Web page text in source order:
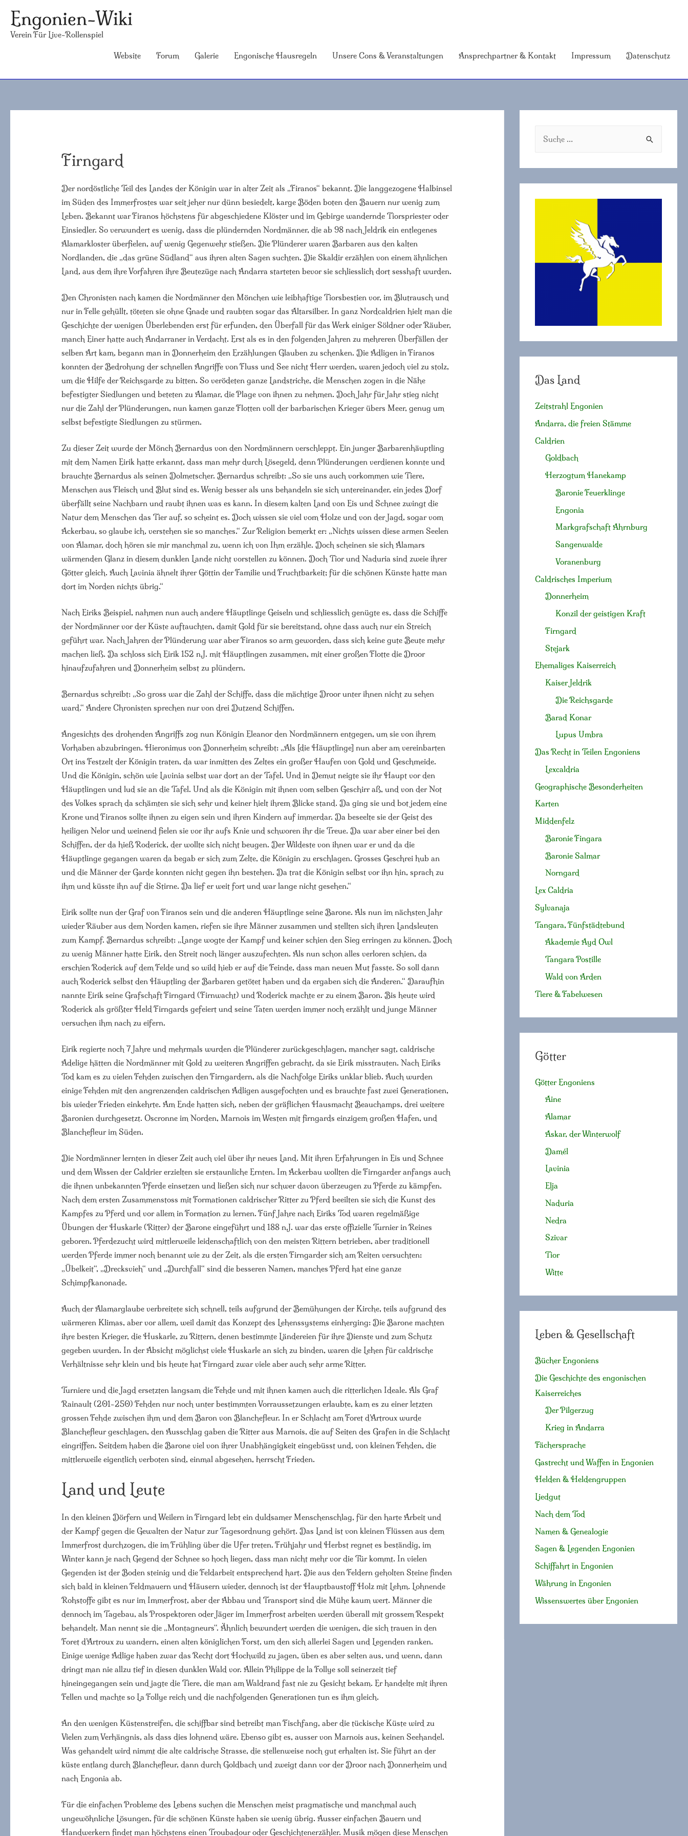
Engonien-Wiki
Verein Für Live-Rollenspiel
Website Forum Galerie Engonische Hausregeln Unsere Cons & Veranstaltungen Ansprechpartner & Kontakt Impressum Datenschutz
Firngard
Der nordöstliche Teil des Landes der Königin war in alter Zeit als „Firanos“ bekannt. Die langgezogene Halbinsel
im Süden des Immerfrostes war seit jeher nur dünn besiedelt, karge Böden boten den Bauern nur wenig zum
Leben. Bekannt war Firanos höchstens für abgeschiedene Klöster und im Gebirge wandernde Tiorspriester oder
Einsiedler. So verwundert es wenig, dass die plündernden Nordmänner, die ab 98 nach Jeldrik ein entlegenes
Alamarkloster überfielen, auf wenig Gegenwehr stießen. Die Plünderer waren Barbaren aus den kalten
Nordlanden, die „das grüne Südland“ aus ihren alten Sagen suchten. Die Skaldir erzählen von einem ähnlichen
Land, aus dem ihre Vorfahren ihre Beutezüge nach Andarra starteten bevor sie schliesslich dort sesshaft wurden.
Den Chronisten nach kamen die Nordmänner den Mönchen wie leibhaftige Tiorsbestien vor, im Blutrausch und
nur in Felle gehüllt, töteten sie ohne Gnade und raubten sogar das Altarsilber. In ganz Nordcaldrien hielt man die
Geschichte der wenigen Überlebenden erst für erfunden, den Überfall für das Werk einiger Söldner oder Räuber,
manch Einer hatte auch Andarraner in Verdacht. Erst als es in den folgenden Jahren zu mehreren Überfällen der
selben Art kam, begann man in Donnerheim den Erzählungen Glauben zu schenken. Die Adligen in Firanos
konnten der Bedrohung der schnellen Angriffe von Fluss und See nicht Herr werden, waren jedoch viel zu stolz,
um die Hilfe der Reichsgarde zu bitten. So verödeten ganze Landstriche, die Menschen zogen in die Nähe
befestigter Siedlungen und beteten zu Alamar, die Plage von ihnen zu nehmen. Doch Jahr für Jahr stieg nicht
nur die Zahl der Plünderungen, nun kamen ganze Flotten voll der barbarischen Krieger übers Meer, genug um
selbst befestigte Siedlungen zu stürmen.
Zu dieser Zeit wurde der Mönch Bernardus von den Nordmännern verschleppt. Ein junger Barbarenhäuptling
mit dem Namen Eirik hatte erkannt, dass man mehr durch Lösegeld, denn Plünderungen verdienen konnte und
brauchte Bernardus als seinen Dolmetscher. Bernardus schreibt: „So sie uns auch vorkommen wie Tiere,
Menschen aus Fleisch und Blut sind es. Wenig besser als uns behandeln sie sich untereinander, ein jedes Dorf
überfällt seine Nachbarn und raubt ihnen was es kann. In diesem kalten Land von Eis und Schnee zwingt die
Natur dem Menschen das Tier auf, so scheint es. Doch wissen sie viel vom Holze und von der Jagd, sogar vom
Ackerbau, so glaube ich, verstehen sie so manches.“ Zur Religion bemerkt er: „Nichts wissen diese armen Seelen
von Alamar, doch hören sie mir manchmal zu, wenn ich von Ihm erzähle. Doch scheinen sie sich Alamars
wärmenden Glanz in diesem dunklen Lande nicht vorstellen zu können. Doch Tior und Naduria sind zweie ihrer
Götter gleich. Auch Lavinia ähnelt ihrer Göttin der Familie und Fruchtbarkeit; für die schönen Künste hatte man
dort im Norden nichts übrig.“
Nach Eiriks Beispiel, nahmen nun auch andere Häuptlinge Geiseln und schliesslich genügte es, dass die Schiffe
der Nordmänner vor der Küste auftauchten, damit Gold für sie bereitstand, ohne dass auch nur ein Streich
geführt war. Nach Jahren der Plünderung war aber Firanos so arm geworden, dass sich keine gute Beute mehr
machen ließ. Da schloss sich Eirik 152 n.J. mit Häuptlingen zusammen, mit einer großen Flotte die Droor
hinaufzufahren und Donnerheim selbst zu plündern.
Bernardus schreibt: „So gross war die Zahl der Schiffe, dass die mächtige Droor unter ihnen nicht zu sehen
ward.“ Andere Chronisten sprechen nur von drei Dutzend Schiffen.
Angesichts des drohenden Angriffs zog nun Königin Eleanor den Nordmännern entgegen, um sie von ihrem
Vorhaben abzubringen. Hieronimus von Donnerheim schreibt: „Als [die Häuptlinge] nun aber am vereinbarten
Ort ins Festzelt der Königin traten, da war inmitten des Zeltes ein großer Haufen von Gold und Geschmeide.
Und die Königin, schön wie Lavinia selbst war dort an der Tafel. Und in Demut neigte sie ihr Haupt vor den
Häuptlingen und lud sie an die Tafel. Und als die Königin mit ihnen vom selben Geschirr aß, und von der Not
des Volkes sprach da schämten sie sich sehr und keiner hielt ihrem Blicke stand. Da ging sie und bot jedem eine
Krone und Firanos sollte ihnen zu eigen sein und ihren Kindern auf immerdar. Da beseelte sie der Geist des
heiligen Nelor und weinend fielen sie vor ihr aufs Knie und schworen ihr die Treue. Da war aber einer bei den
Schiffen, der da hieß Roderick, der wollte sich nicht beugen. Der Wildeste von ihnen war er und da die
Häuptlinge gegangen waren da begab er sich zum Zelte, die Königin zu erschlagen. Grosses Geschrei hub an
und die Männer der Garde konnten nicht gegen ihn bestehen. Da trat die Königin selbst vor ihn hin, sprach zu
ihm und küsste ihn auf die Stirne. Da lief er weit fort und war lange nicht gesehen.“
Eirik sollte nun der Graf von Firanos sein und die anderen Häuptlinge seine Barone. Als nun im nächsten Jahr
wieder Räuber aus dem Norden kamen, riefen sie ihre Männer zusammen und stellten sich ihren Landsleuten
zum Kampf. Bernardus schreibt: „Lange wogte der Kampf und keiner schien den Sieg erringen zu können. Doch
zu wenig Männer hatte Eirik, den Streit noch länger auszufechten. Als nun schon alles verloren schien, da
erschien Roderick auf dem Felde und so wild hieb er auf die Feinde, dass man neuen Mut fasste. So soll dann
auch Roderick selbst den Häuptling der Barbaren getötet haben und da ergaben sich die Anderen.“ Daraufhin
nannte Eirik seine Grafschaft Firngard (Firnwacht) und Roderick machte er zu einem Baron. Bis heute wird
Roderick als größter Held Firngards gefeiert und seine Taten werden immer noch erzählt und junge Männer
versuchen ihm nach zu eifern.
Eirik regierte noch 7 Jahre und mehrmals wurden die Plünderer zurückgeschlagen, mancher sagt, caldrische
Adelige hätten die Nordmänner mit Gold zu weiteren Angriffen gebracht, da sie Eirik misstrauten. Nach Eiriks
Tod kam es zu vielen Fehden zwischen den Firngardern, als die Nachfolge Eiriks unklar blieb. Auch wurden
einige Fehden mit den angrenzenden caldrischen Adligen ausgefochten und es brauchte fast zwei Generationen,
bis wieder Frieden einkehrte. Am Ende hatten sich, neben der gräflichen Hausmacht Beauchamps, drei weitere
Baronien durchgesetzt. Oscronne im Norden, Marnois im Westen mit firngards einzigem großen Hafen, und
Blanchefleur im Süden.
Die Nordmänner lernten in dieser Zeit auch viel über ihr neues Land. Mit ihren Erfahrungen in Eis und Schnee
und dem Wissen der Caldrier erzielten sie erstaunliche Ernten. Im Ackerbau wollten die Firngarder anfangs auch
die ihnen unbekannten Pferde einsetzen und ließen sich nur schwer davon überzeugen zu Pferde zu kämpfen.
Nach dem ersten Zusammenstoss mit Formationen caldrischer Ritter zu Pferd beeilten sie sich die Kunst des
Kampfes zu Pferd und vor allem in Formation zu lernen. Fünf Jahre nach Eiriks Tod waren regelmäßige
Übungen der Huskarle (Ritter) der Barone eingeführt und 188 n.J. war das erste offizielle Turnier in Reines
geboren. Pferdezucht wird mittlerweile leidenschaftlich von den meisten Rittern betrieben, aber traditionell
werden Pferde immer noch benannt wie zu der Zeit, als die ersten Firngarder sich am Reiten versuchten:
„Übelkeit“, „Drecksvieh“ und „Durchfall“ sind die besseren Namen, manches Pferd hat eine ganze
Schimpfkanonade.
Auch der Alamarglaube verbreitete sich schnell, teils aufgrund der Bemühungen der Kirche, teils aufgrund des
wärmeren Klimas, aber vor allem, weil damit das Konzept des Lehenssystems einherging: Die Barone machten
ihre besten Krieger, die Huskarle, zu Rittern, denen bestimmte Ländereien für ihre Dienste und zum Schutz
gegeben wurden. In der Absicht möglichst viele Huskarle an sich zu binden, waren die Lehen für caldrische
Verhältnisse sehr klein und bis heute hat Firngard zwar viele aber auch sehr arme Ritter.
Turniere und die Jagd ersetzten langsam die Fehde und mit ihnen kamen auch die ritterlichen Ideale. Als Graf
Rainault (201-250) Fehden nur noch unter bestimmten Vorraussetzungen erlaubte, kam es zu einer letzten
grossen Fehde zwischen ihm und dem Baron von Blanchefleur. In er Schlacht am Foret d’Artroux wurde
Blanchefleur geschlagen, den Ausschlag gaben die Ritter aus Marnois, die auf Seiten des Grafen in die Schlacht
eingriffen. Seitdem haben die Barone viel von ihrer Unabhängigkeit eingebüsst und, von kleinen Fehden, die
mittlerweile eigentlich verboten sind, einmal abgesehen, herrscht Frieden.
Land und Leute
In den kleinen Dörfern und Weilern in Firngard lebt ein duldsamer Menschenschlag, für den harte Arbeit und
der Kampf gegen die Gewalten der Natur zur Tagesordnung gehört. Das Land ist von kleinen Flüssen aus dem
Immerfrost durchzogen, die im Frühling über die Ufer treten. Frühjahr und Herbst regnet es beständig, im
Winter kann je nach Gegend der Schnee so hoch liegen, dass man nicht mehr vor die Tür kommt. In vielen
Gegenden ist der Boden steinig und die Feldarbeit entsprechend hart. Die aus den Feldern geholten Steine finden
sich bald in kleinen Feldmauern und Häusern wieder, dennoch ist der Hauptbaustoff Holz mit Lehm. Lohnende
Rohstoffe gibt es nur im Immerfrost, aber der Abbau und Transport sind die Mühe kaum wert. Männer die
dennoch im Tagebau, als Prospektoren oder Jäger im Immerfrost arbeiten werden überall mit grossem Respekt
behandelt. Man nennt sie die „Montagneurs“. Ähnlich bewundert werden die wenigen, die sich trauen in den
Foret d’Artroux zu wandern, einen alten königlichen Forst, um den sich allerlei Sagen und Legenden ranken.
Einige wenige Adlige haben zwar das Recht dort Hochwild zu jagen, üben es aber selten aus, und wenn, dann
dringt man nie allzu tief in diesen dunklen Wald vor. Allein Philippe de la Follye soll seinerzeit tief
hineingegangen sein und jagte die Tiere, die man am Waldrand fast nie zu Gesicht bekam. Er handelte mit ihren
Fellen und machte so La Follye reich und die nachfolgenden Generationen tun es ihm gleich.
An den wenigen Küstenstreifen, die schiffbar sind betreibt man Fischfang, aber die tückische Küste wird zu
Vielen zum Verhängnis, als dass dies lohnend wäre. Ebenso gibt es, ausser von Marnois aus, keinen Seehandel.
Was gehandelt wird nimmt die alte caldrische Strasse, die stellenweise noch gut erhalten ist. Sie führt an der
küste entlang durch Blanchefleur, dann durch Goldbach und zweigt dann vor der Droor nach Donnerheim und
nach Engonia ab.
Für die einfachen Probleme des Lebens suchen die Menschen meist pragmatische und manchmal auch
ungewöhnliche Lösungen, für die schönen Künste haben sie wenig übrig. Ausser einfachen Bauern und
Handwerkern findet man höchstens einen Troubadour oder Geschichtenerzähler. Musik mögen diese Menschen
Das Land
Zeitstrahl Engonien
Andarra, die freien Stämme
Caldrien
Goldbach
Herzogtum Hanekamp
Baronie Feuerklinge
Engonia
Markgrafschaft Ahrnburg
Sangenwalde
Voranenburg
Caldrisches Imperium
Donnerheim
Konzil der geistigen Kraft
Firngard
Stejark
Ehemaliges Kaiserreich
Kaiser Jeldrik
Die Reichsgarde
Barad Konar
Lupus Umbra
Das Recht in Teilen Engoniens
Lexcaldria
Geographische Besonderheiten
Karten
Middenfelz
Baronie Fingara
Baronie Salmar
Norngard
Lex Caldria
Sylvanaja
Tangara, Fünfstädtebund
Akademie Ayd Owl
Tangara Postille
Wald von Arden
Tiere & Fabelwesen
Götter
Götter Engoniens
Aine
Alamar
Askar, der Winterwolf
Damél
Lavinia
Elja
Naduria
Nedra
Szivar
Tior
Witte
Leben & Gesellschaft
Bücher Engoniens
Die Geschichte des engonischen
Kaiserreiches
Der Pilgerzug
Krieg in Andarra
Fächersprache
Gastrecht und Waffen in Engonien
Helden & Heldengruppen
Liedgut
Nach dem Tod
Namen & Genealogie
Sagen & Legenden Engonien
Schiffahrt in Engonien
Währung in Engonien
Wissenswertes über Engonien